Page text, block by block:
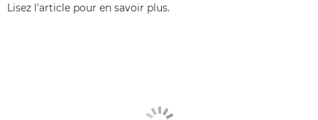
Lisez l'article pour en savoir plus.